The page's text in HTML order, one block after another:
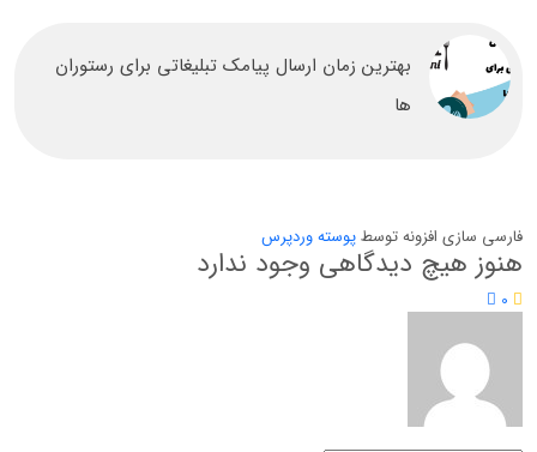
بهترین زمان ارسال پیامک تبلیغاتی برای رستوران
ها
فارسی سازی افزونه توسطپوسته وردپرس
هنوز هیچ دیدگاهی وجود ندارد
0